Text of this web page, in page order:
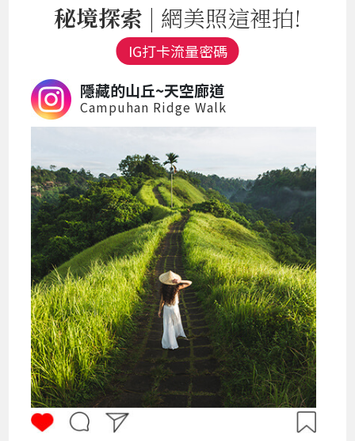
秘境探索 | 網美照這裡拍!
IG打卡流量密碼
隱藏的山丘~天空廊道
Campuhan Ridge Walk